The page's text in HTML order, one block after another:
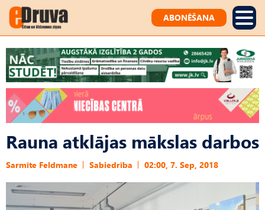
ABONĒŠANA
Rauna atklājas mākslas darbos
Sarmīte Feldmane Sabiedrība 02:00, 7. Sep, 2018